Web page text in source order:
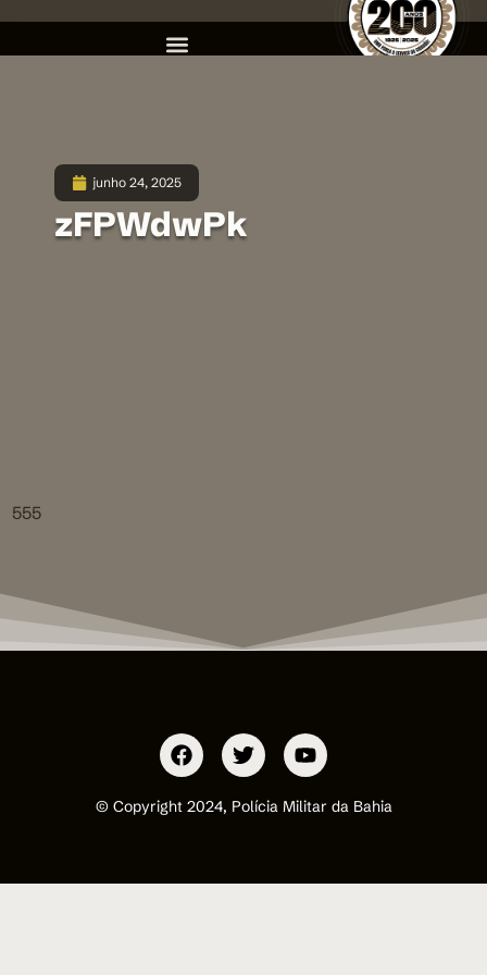
junho 24, 2025
zFPWdwPk
555
© Copyright 2024, Polícia Militar da Bahia